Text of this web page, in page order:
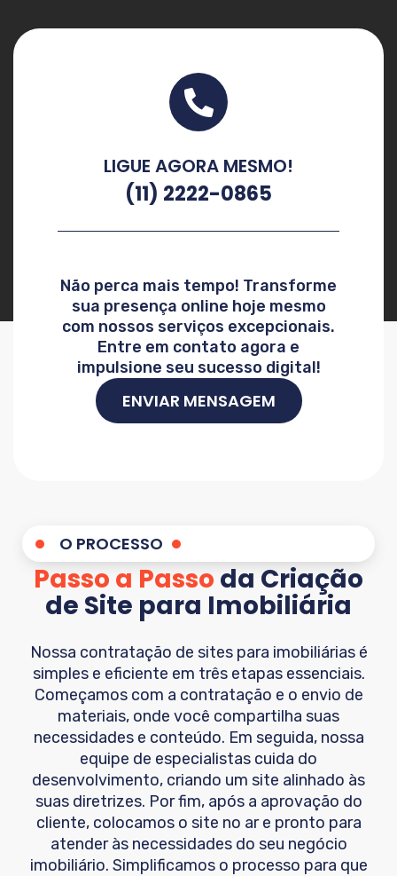
LIGUE AGORA MESMO!
(11) 2222-0865
Não perca mais tempo! Transforme
sua presença online hoje mesmo
com nossos serviços excepcionais.
Entre em contato agora e
impulsione seu sucesso digital!
ENVIAR MENSAGEM
O PROCESSO
Passo a Passo da Criação
de Site para Imobiliária
Nossa contratação de sites para imobiliárias é
simples e eficiente em três etapas essenciais.
Começamos com a contratação e o envio de
materiais, onde você compartilha suas
necessidades e conteúdo. Em seguida, nossa
equipe de especialistas cuida do
desenvolvimento, criando um site alinhado às
suas diretrizes. Por fim, após a aprovação do
cliente, colocamos o site no ar e pronto para
atender às necessidades do seu negócio
imobiliário. Simplificamos o processo para que